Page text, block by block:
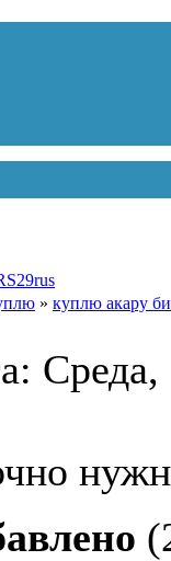
» куплю акару